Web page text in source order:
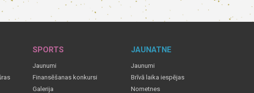
SPORTS
Jaunumi
Finansēšanas konkursi
Galerija
JAUNATNE
Jaunumi
Brīvā laika iespējas
Nometnes